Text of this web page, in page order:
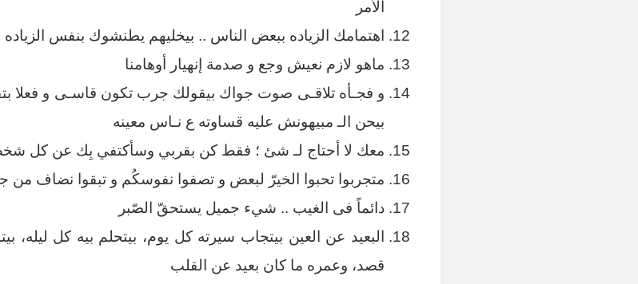
الأمر
اهتمامك الزياده ببعض الناس .. بيخليهم يطنشوك بنفس الزياده
ماهو لازم نعيش وجع و صدمة إنهيار أوهامنا
و فجـأه تلاقـى صوت جواك بيقولك جرب تكون قاسـى و
بيحن الـ مبيهونش عليه قساوته ع نـاس معينه
معك لا أحتاج لـ شئ ؛ فقط كن بقربي وسأكتفي بِك عن كل
متجربوا تحبوا الخيرّ لبعض و تصفوا نفوسكُم و تبقوا نضاف من
دائماً فى الغيب .. شيء جميل يستحقّ الصّبر
البعيد عن العين بيتجاب سيرته كل يوم، بيتحلم بيه كل
قصد، وعمره ما كان بعيد عن القلب